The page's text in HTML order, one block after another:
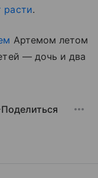
расти.
Артемом летом
— дочь и два
Поделиться